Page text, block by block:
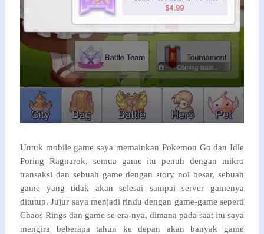
Untuk mobile game saya memainkan Pokemon Go dan Idle
Poring Ragnarok, semua game itu penuh dengan mikro
transaksi dan sebuah game dengan story nol besar, sebuah
game yang tidak akan selesai sampai server gamenya
ditutup. Jujur saya menjadi rindu dengan game-game seperti
Chaos Rings dan game se era-nya, dimana pada saat itu saya
mengira beberapa tahun ke depan akan banyak game